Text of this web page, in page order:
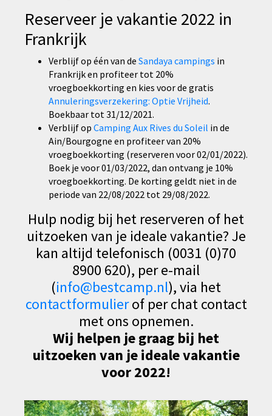
Reserveer je vakantie 2022 in
Frankrijk
Verblijf op één van de Sandaya campings in
Frankrijk en profiteer tot 20%
vroegboekkorting en kies voor de gratis
Annuleringsverzekering: Optie Vrijheid.
Boekbaar tot 31/12/2021.
Verblijf op Camping Aux Rives du Soleil in de
Ain/Bourgogne en profiteer van 20%
vroegboekkorting (reserveren voor 02/01/2022).
Boek je voor 01/03/2022, dan ontvang je 10%
vroegboekkorting. De korting geldt niet in de
periode van 22/08/2022 tot 29/08/2022.
Hulp nodig bij het reserveren of het
uitzoeken van je ideale vakantie? Je
kan altijd telefonisch (0031 (0)70
8900 620), per e-mail
(info@bestcamp.nl), via het
contactformulierof per chat contact
met ons opnemen.
Wij helpen je graag bij het
uitzoeken van je ideale vakantie
voor 2022!